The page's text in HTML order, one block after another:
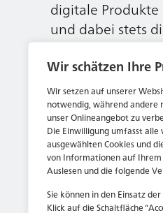
Wir schätzen Ihre
Wir setzen auf unserer
notwendig, während andere
unser Onlineangebot zu
Die Einwilligung umfasst
ausgewählten Cookies und
von Informationen auf Ihrem
Auslesen und die folgende
Sie können in den Einsatz
Klick auf die Schaltfläche
digitale Produkte
und dabei stets
unsere
Jetzt bewerben